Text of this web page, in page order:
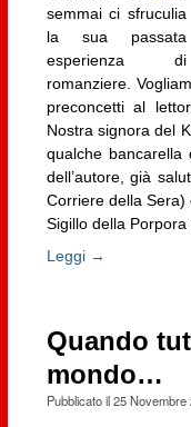
semmai ci sfruculia
la sua passata
esperienza di
romanziere.
preconcetti al
Nostra signora del
qualche bancarella
dell’autore, già
Corriere della
Sigillo della Porpora
Leggi →
Quando
mondo…
Pubblicato il25 Novembre